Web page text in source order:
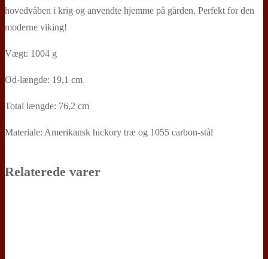
hovedvåben i krig og anvendte hjemme på gården. Perfekt for den
moderne viking!
Vægt: 1004 g
Od-længde: 19,1 cm
Total længde: 76,2 cm
Materiale: Amerikansk hickory træ og 1055 carbon-stål
Relaterede varer